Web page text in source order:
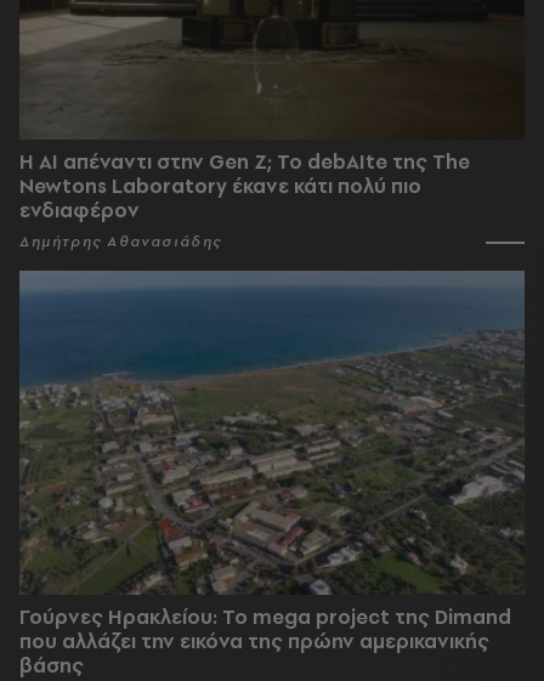
Η AI απέναντι στην Gen Z; Το debAIte της The
Newtons Laboratory έκανε κάτι πολύ πιο
ενδιαφέρον
Δημήτρης Αθανασιάδης
Γούρνες Ηρακλείου: To mega project της Dimand
που αλλάζει την εικόνα της πρώην αμερικανικής
βάσης